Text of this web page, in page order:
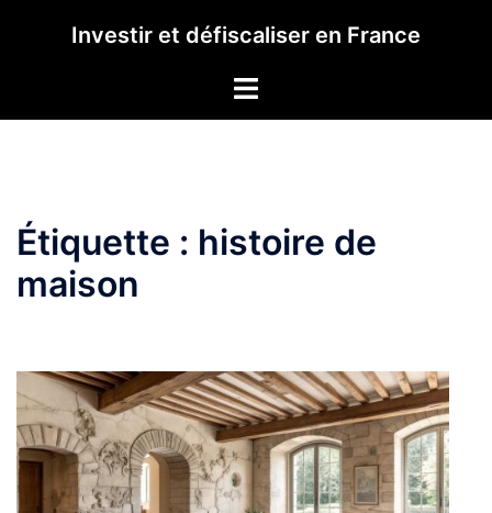
Investir et défiscaliser en France
Étiquette : histoire de
maison